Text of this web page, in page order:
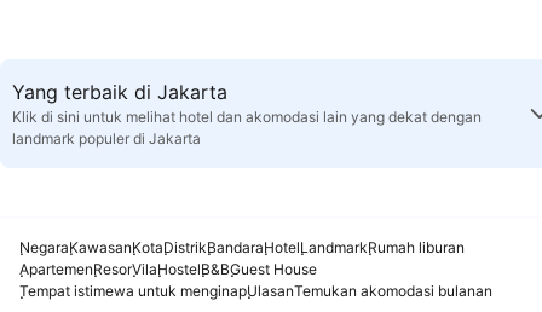
Yang terbaik di Jakarta
Klik di sini untuk melihat hotel dan akomodasi lain yang dekat dengan
landmark populer di Jakarta
NegaraKawasanKotaDistrikBandaraHotelLandmarkRumah liburan
ApartemenResorVilaHostelB&BGuest House
Tempat istimewa untuk menginapUlasanTemukan akomodasi bulanan